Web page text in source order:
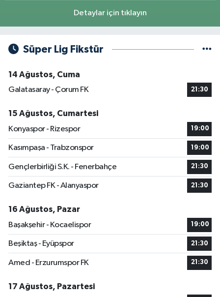
Detaylar için tıklayın
Süper Lig Fikstür
14 Ağustos, Cuma
Galatasaray - Çorum FK
21:30
15 Ağustos, Cumartesi
Konyaspor - Rizespor
19:00
Kasımpaşa - Trabzonspor 19:00
Gençlerbirliği S.K. - Fenerbahçe 21:30
Gaziantep FK - Alanyaspor 21:30
16 Ağustos, Pazar
Başakşehir - Kocaelispor
19:00
Beşiktaş - Eyüpspor 21:30
Amed - Erzurumspor FK 21:30
17 Ağustos, Pazartesi